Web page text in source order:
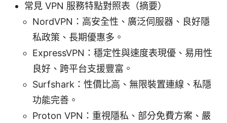
常見 VPN 服務特點對照表（摘要）
NordVPN：高安全性、廣泛伺服器、良好隱
私政策、長期優惠多。
ExpressVPN：穩定性與速度表現優、易用性
良好、跨平台支援豐富。
Surfshark：性價比高、無限裝置連線、私隱
功能完善。
Proton VPN：重視隱私、部分免費方案、嚴